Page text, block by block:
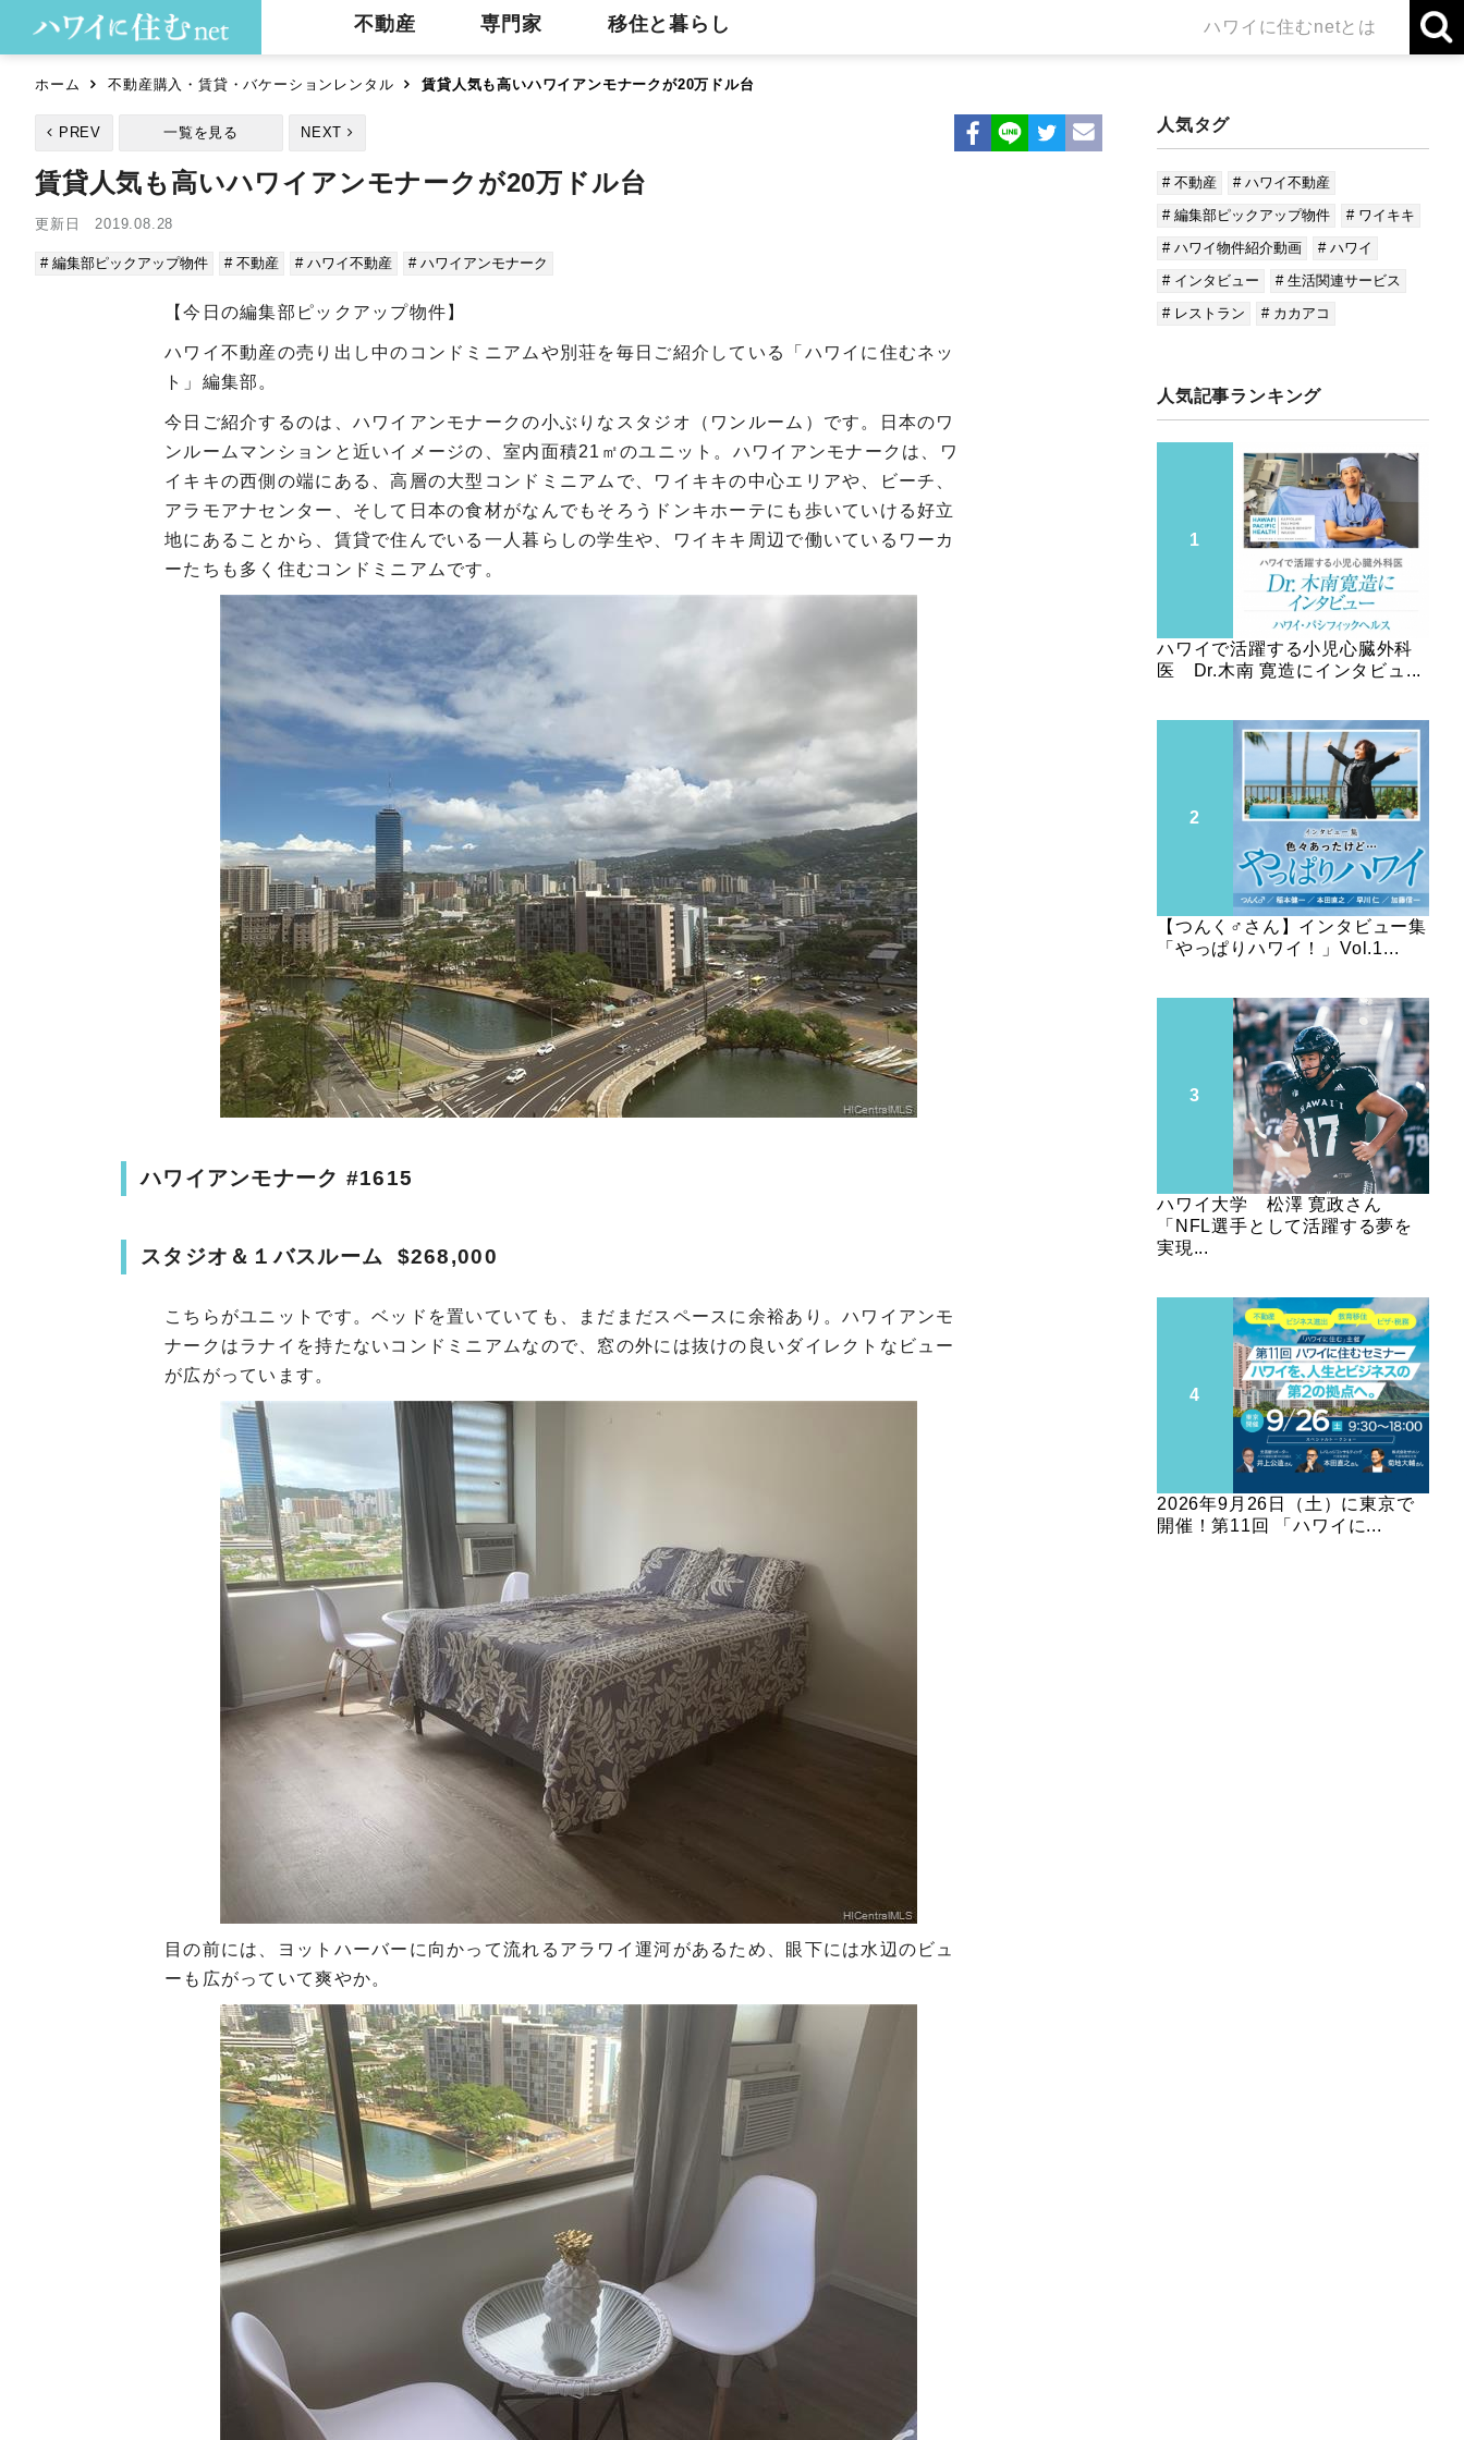
不動産 専門家 移住と暮らし ハワイに住むnetとは
ホーム 不動産購入・賃貸・バケーションレンタル 賃貸人気も高いハワイアンモナークが20万ドル台
PREV 一覧を見る NEXT
賃貸人気も高いハワイアンモナークが20万ドル台
更新日 2019.08.28
# 編集部ピックアップ物件 # 不動産 # ハワイ不動産 # ハワイアンモナーク
【今日の編集部ピックアップ物件】
ハワイ不動産の売り出し中のコンドミニアムや別荘を毎日ご紹介している「ハワイに住むネッ
ト」編集部。
今日ご紹介するのは、ハワイアンモナークの小ぶりなスタジオ（ワンルーム）です。日本のワ
ンルームマンションと近いイメージの、室内面積21㎡のユニット。ハワイアンモナークは、ワ
イキキの西側の端にある、高層の大型コンドミニアムで、ワイキキの中心エリアや、ビーチ、
アラモアナセンター、そして日本の食材がなんでもそろうドンキホーテにも歩いていける好立
地にあることから、賃貸で住んでいる一人暮らしの学生や、ワイキキ周辺で働いているワーカ
ーたちも多く住むコンドミニアムです。
ハワイアンモナーク #1615
スタジオ＆１バスルーム $268,000
こちらがユニットです。ベッドを置いていても、まだまだスペースに余裕あり。ハワイアンモ
ナークはラナイを持たないコンドミニアムなので、窓の外には抜けの良いダイレクトなビュー
が広がっています。
目の前には、ヨットハーバーに向かって流れるアラワイ運河があるため、眼下には水辺のビュ
ーも広がっていて爽やか。
人気タグ
# 不動産
# ハワイ不動産
# 編集部ピックアップ物件
# ワイキキ
# ハワイ物件紹介動画
# ハワイ
# インタビュー
# 生活関連サービス
# レストラン
# カカアコ
人気記事ランキング
ハワイで活躍する小児心臓外科
医 Dr.木南 寛造にインタビュ...
【つんく♂さん】インタビュー集
「やっぱりハワイ！」Vol.1...
ハワイ大学 松澤 寛政さん
「NFL選手として活躍する夢を
実現...
2026年9月26日（土）に東京で
開催！第11回 「ハワイに...